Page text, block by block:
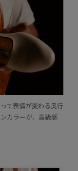
て表情が変わる奥行
カラーが、高級感